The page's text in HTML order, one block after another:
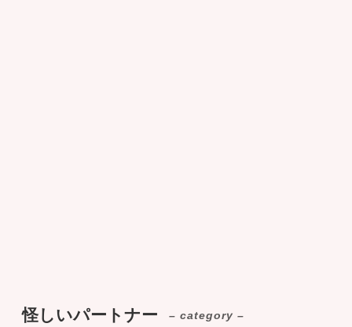
怪しいパートナー – category –